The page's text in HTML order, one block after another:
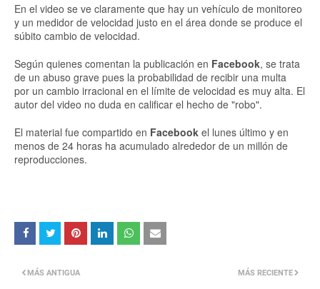
En el video se ve claramente que hay un vehículo de monitoreo
y un medidor de velocidad justo en el área donde se produce el
súbito cambio de velocidad.
Según quienes comentan la publicación en Facebook, se trata
de un abuso grave pues la probabilidad de recibir una multa
por un cambio irracional en el límite de velocidad es muy alta. El
autor del video no duda en calificar el hecho de "robo".
El material fue compartido en Facebook el lunes último y en
menos de 24 horas ha acumulado alrededor de un millón de
reproducciones.
MÁS RECIENTE
MÁS ANTIGUA